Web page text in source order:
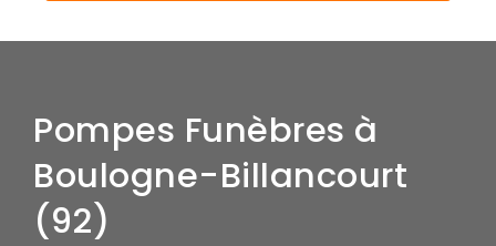
Pompes Funèbres à
Boulogne-Billancourt
(92)